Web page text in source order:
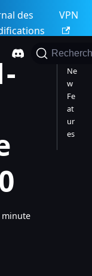
des
VPN
minute
Ne
w
Fe
at
ur
es